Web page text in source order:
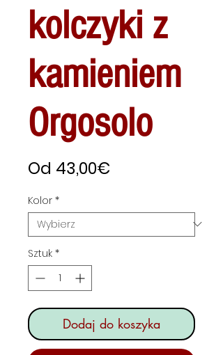
kolczyki z
kamieniem
Orgosolo
Od 43,00€
Kolor *
Sztuk *
Dodaj do koszyka